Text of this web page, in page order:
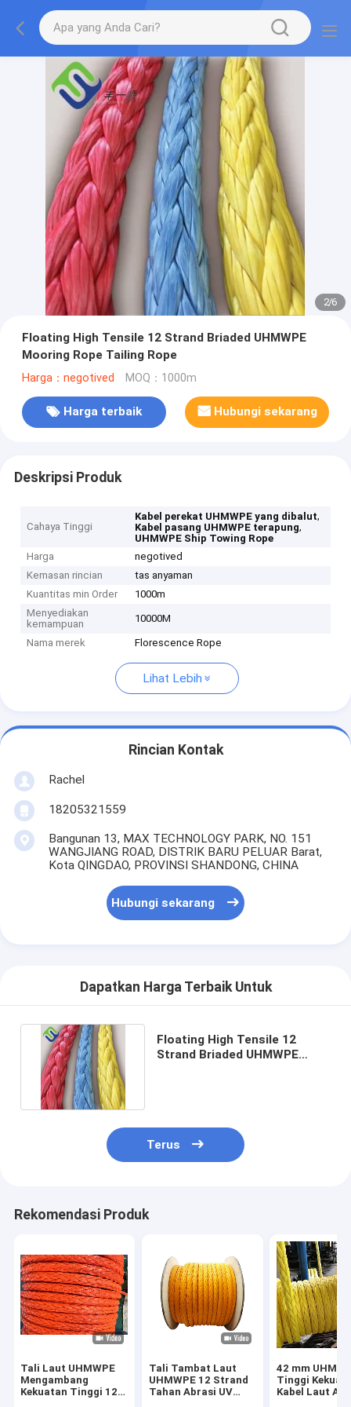
2/6
Floating High Tensile 12 Strand Briaded UHMWPE
Mooring Rope Tailing Rope
Harga：negotived MOQ：1000m
Harga terbaik Hubungi sekarang
Deskripsi Produk
Cahaya Tinggi
Kabel perekat UHMWPE yang dibalut,
Kabel pasang UHMWPE terapung,
UHMWPE Ship Towing Rope
Harga
negotived
Kemasan rincian
tas anyaman
Kuantitas min Order
1000m
Menyediakan
kemampuan
10000M
Nama merek Florescence Rope
Lihat Lebih
Rincian Kontak
Rachel
18205321559
Bangunan 13, MAX TECHNOLOGY PARK, NO. 151
WANGJIANG ROAD, DISTRIK BARU PELUAR Barat,
Kota QINGDAO, PROVINSI SHANDONG, CHINA
Hubungi sekarang
Dapatkan Harga Terbaik Untuk
Floating High Tensile 12
Strand Briaded UHMWPE
Terus
Rekomendasi Produk
Tali Laut UHMWPE
Mengambang
Kekuatan Tinggi 12
Tali Tambat Laut
UHMWPE 12 Strand
Tahan Abrasi UV
42 mm
Tinggi
Kabel Laut Air